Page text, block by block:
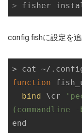
> fisher
config.fishに設定を
function
bind
\cr
(commandline
end